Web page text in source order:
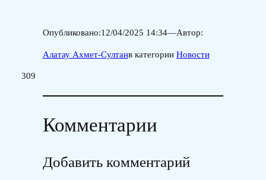
Опубликовано:12/04/2025 14:34—Автор:
Алатау Ахмет-Султанв категории Новости
309
Комментарии
Добавить комментарий